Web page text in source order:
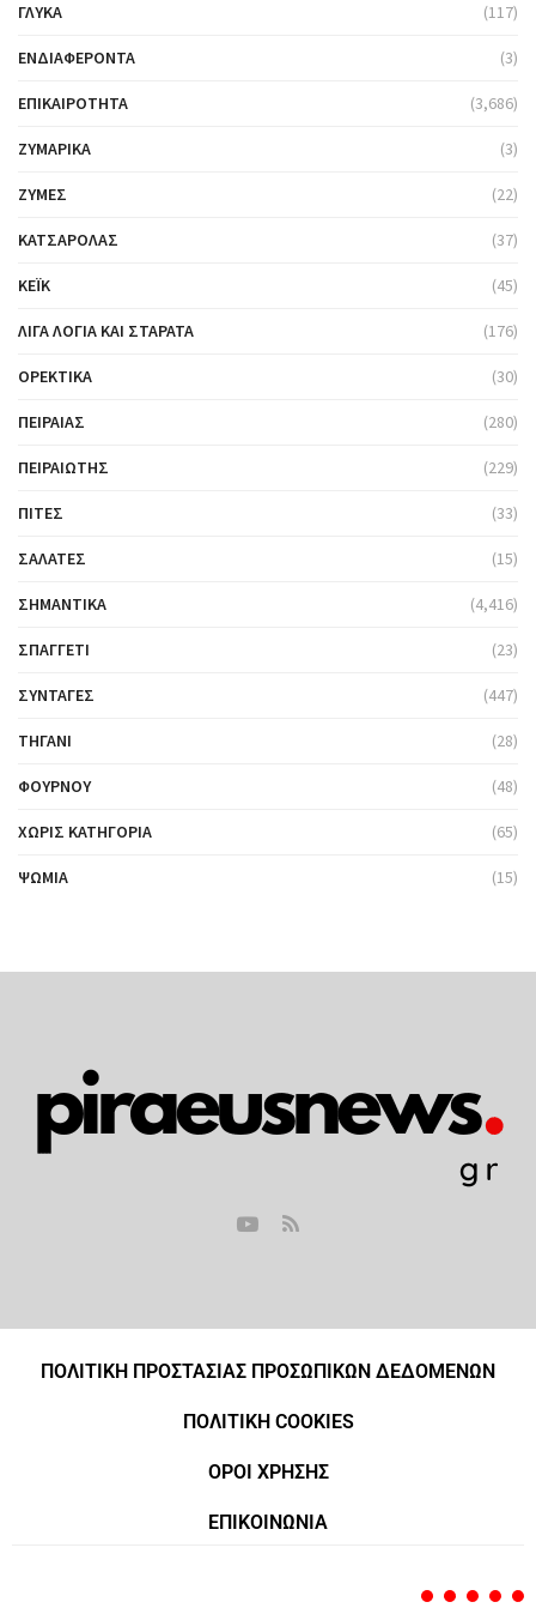
ΓΛΥΚΆ (117)
ΕΝΔΙΑΦΈΡΟΝΤΑ (3)
ΕΠΙΚΑΙΡΌΤΗΤΑ (3,686)
ΖΥΜΑΡΙΚΆ (3)
ΖΎΜΕΣ (22)
ΚΑΤΣΑΡΌΛΑΣ (37)
ΚΈΙΚ (45)
ΛΊΓΑ ΛΌΓΙΑ ΚΑΙ ΣΤΑΡΆΤΑ (176)
ΟΡΕΚΤΙΚΆ (30)
ΠΕΙΡΑΙΆΣ (280)
ΠΕΙΡΑΙΏΤΗΣ (229)
ΠΊΤΕΣ (33)
ΣΑΛΆΤΕΣ (15)
ΣΗΜΑΝΤΙΚΆ (4,416)
ΣΠΑΓΓΈΤΙ (23)
ΣΥΝΤΑΓΈΣ (447)
ΤΗΓΆΝΙ (28)
ΦΟΎΡΝΟΥ (48)
ΧΩΡΊΣ ΚΑΤΗΓΟΡΊΑ (65)
ΨΩΜΙΆ (15)
ΠΟΛΙΤΙΚΗ ΠΡΟΣΤΑΣΙΑΣ ΠΡΟΣΩΠΙΚΩΝ ΔΕΔΟΜΕΝΩΝ
ΠΟΛΙΤΙΚΗ COOKIES
ΟΡΟΙ ΧΡΗΣΗΣ
ΕΠΙΚΟΙΝΩΝΙΑ